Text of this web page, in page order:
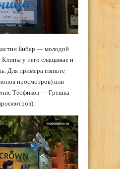
Бибер — молодой
Клипы у него слащавые и
Для примера гляньте
просмотров) или
Теофиков — Грешка